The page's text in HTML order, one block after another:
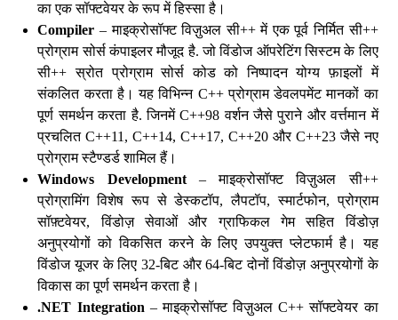
का एक सॉफ्टवेयर के रूप में हिस्सा है।
Compiler – माइक्रोसॉफ्ट विज़ुअल सी++ में एक पूर्व निर्मित सी++
प्रोग्राम सोर्स कंपाइलर मौजूद है. जो विंडोज ऑपरेटिंग सिस्टम के लिए
सी++ स्रोत प्रोग्राम सोर्स कोड को निष्पादन योग्य फ़ाइलों में
संकलित करता है। यह विभिन्न C++ प्रोग्राम डेवलपमेंट मानकों का
पूर्ण समर्थन करता है. जिनमें C++98 वर्शन जैसे पुराने और वर्त्तमान में
प्रचलित C++11, C++14, C++17, C++20 और C++23 जैसे नए
प्रोग्राम स्टैण्डर्ड शामिल हैं।
Windows Development– माइक्रोसॉफ्ट विज़ुअल सी++
प्रोग्रामिंग विशेष रूप से डेस्कटॉप, लैपटॉप, स्मार्टफोन, प्रोग्राम
सॉफ़्टवेयर, विंडोज़ सेवाओं और ग्राफिकल गेम सहित विंडोज़
अनुप्रयोगों को विकसित करने के लिए उपयुक्त प्लेटफार्म है। यह
विंडोज यूजर के लिए 32-बिट और 64-बिट दोनों विंडोज़ अनुप्रयोगों के
विकास का पूर्ण समर्थन करता है।
.NET Integration – माइक्रोसॉफ्ट विज़ुअल C++ सॉफ्टवेयर का